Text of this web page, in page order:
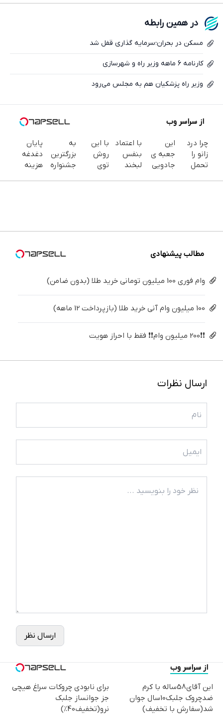
در همین رابطه
مسکن در بحران؛سرمایه گذاری قفل شد
کارنامه 6 ماهه وزیر راه و شهرسازی
وزیر راه پزشکیان هم به مجلس می‌رود
از سراسر وب
چرا درد
زانو را
تحمل
کن
این
جعبه ی
جادویی
با اعتماد
بنفس
لبخند
با این
روش
توی
به
بزرگترین
جشنواره
پایان
دغدغه
هزینه
کننده
مطالب پیشنهادی
وام فوری 100 میلیون تومانی خرید طلا (بدون ضامن)
100 میلیون وام آنی خرید طلا (بازپرداخت 12 ماهه)
❗❗200 میلیون وام❗❗ فقط با احراز هویت
ارسال نظرات
ارسال نظر
از سراسر وب
این آقای58ساله با کرم
ضدچروک جلبک10سال جوان
شد(سفارش با تخفیف)
برای نابودی چروکات سراغ هیچی
جز جوانساز جلبک
نرو(تخفیف40%)